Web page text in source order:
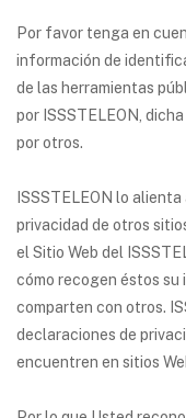
Por favor tenga en
información de
de las herramientas
por ISSSTELEON,
por otros.
ISSSTELEON lo
privacidad de otros
el Sitio Web del
cómo recogen éstos su
comparten con otros.
declaraciones de
encuentren en sitios